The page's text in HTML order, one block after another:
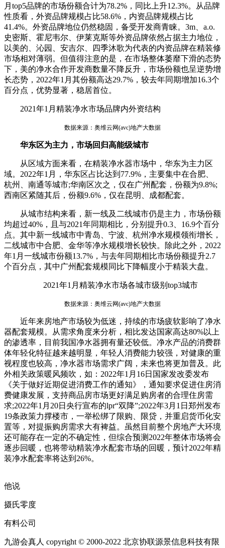
月top5品牌的市场份额合计为78.2%，同比上升12.3%。从品牌
性质看，外资品牌规模占比58.6%，内资品牌规模占比
41.4%。外资品牌地位仍然稳固，备受开发商青睐。3m、a.o.
史密斯、霍尼韦尔、伊莱克斯等外资品牌依然占据主力地位，
以美的、沁园、安吉尔、四季沐歌为代表的内资品牌在精装修
市场相对薄弱。但值得注意的是，在市场整体萎靡下滑的态势
下，美的净水合作开发商数量不降反升，市场份额也呈逆势增
长态势，2022年1月其份额高达29.7%，较去年同期增加16.3个
百分点，优势显著，稳居首位。
2021年1月精装净水市场品牌内外资结构
数据来源：奥维云网(avc)地产大数据
华东区为主力，市场回归高能级城市
从区域方面来看，在精装净水器市场中，华东为主力区
域。2022年1月，华东区占比达到77.9%，主要集中在合肥、
杭州、南通等城市;华南区次之，仅在广州配套，份额为9.8%;
西南区紧随其后，份额9.6%，仅在昆明、成都配套。
从城市结构来看，新一线及二线城市仍是主力，市场份额
均超过40%，且与2021年同期相比，分别提升0.3、16.9个百分
点。其中新一线城市中青岛、宁波、杭州净水规模领衔增长，
二线城市中合肥、金华等净水规模增长较快。除此之外，2022
年1月一线城市份额13.7%，与去年同期相比市场份额提升2.7
个百分点，其中广州配套规模同比下降幅度小于精装大盘。
2021年1月精装净水市场各城市级别top3城市
数据来源：奥维云网(avc)地产大数据
近年来房地产市场较为低迷，持续的市场疲软影响了净水
器配套规模。从需求角度来分析，相比发达国家高达80%以上
的渗透率，目前我国净水器拥有量还较低。净水产品的消费群
体年轻化特征越来越明显，年轻人消费能力较强，对健康的重
视程度也较高，净水器市场需求广阔，未来也将更加普及。此
外相关政策暖风频吹，如：2022年1月16日国家发改委发布
《关于做好近期促进消费工作的通知》，通知要求促进住房消
费健康发展，支持商品房市场更好满足购房者的合理住房需
求;2022年1月20日央行宣布的lpr“双降”;2022年3月1日郑州发布
19条政策力撑楼市，一举松绑了限购、限贷，并重启货币化安
置等，对提振购房需求大有裨益。虽然目前整个房地产大环境
还可能存在一定的不确定性，但综合预测2022年整体市场将会
逐步回暖，也将带动精装净水配套市场的回暖，预计2022年精
装净水配套率将达到26%。
他说
摄氏零度
有料公司
九游会真人 copyright © 2000-2022 北京协联源景信息科技有限